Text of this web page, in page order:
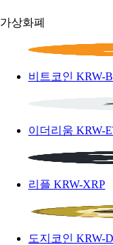
가상화폐
비트코인 KRW-
이더리움 KRW-
리플 KRW-XRP
도지코인 KRW-